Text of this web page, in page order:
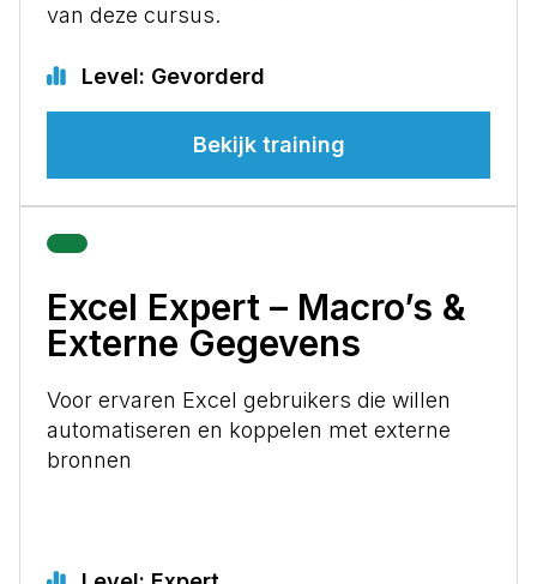
van deze cursus.
Level: Gevorderd
Bekijk training
Excel Expert – Macro’s &
Externe Gegevens
Voor ervaren Excel gebruikers die willen
automatiseren en koppelen met externe
bronnen